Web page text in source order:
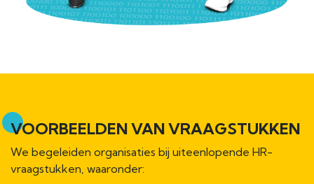
VOORBEELDEN VAN VRAAGSTUKKEN
We begeleiden organisaties bij uiteenlopende HR-
vraagstukken, waaronder: